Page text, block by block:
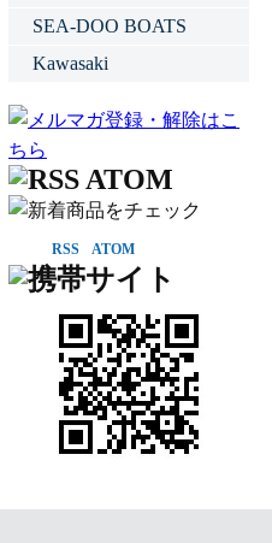
SEA-DOO BOATS
Kawasaki
RSS ATOM